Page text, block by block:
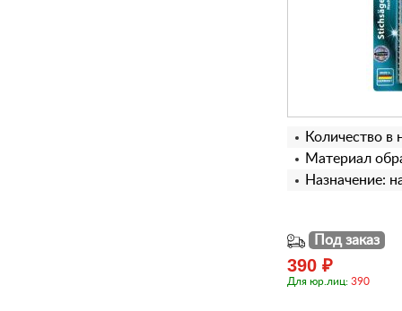
Количество в
Материал
Назначение:
Под заказ
390 ₽
Для юр.лиц: 390